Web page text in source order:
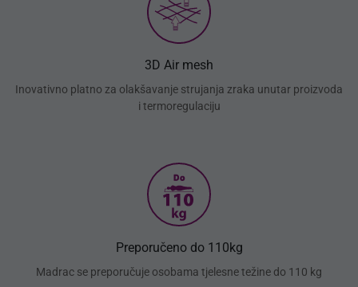
3D Air mesh
Inovativno platno za olakšavanje strujanja zraka unutar proizvoda
i termoregulaciju
Preporučeno do 110kg
Madrac se preporučuje osobama tjelesne težine do 110 kg